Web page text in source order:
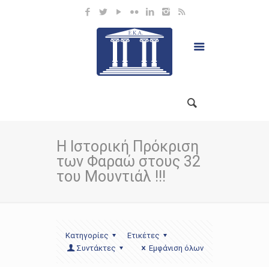
Η Ιστορική Πρόκριση
των Φαραώ στους 32
του Μουντιάλ !!!
Κατηγορίες
Ετικέτες
Συντάκτες
Εμφάνιση όλων